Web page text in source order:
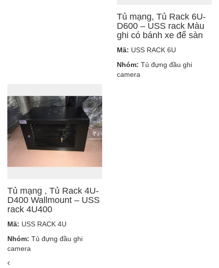
Tủ mạng, Tủ Rack 6U-
D600 – USS rack Màu
ghi có bánh xe để sàn
Mã: USS RACK 6U
Nhóm: Tủ đựng đầu ghi
camera
Tủ mạng , Tủ Rack 4U-
D400 Wallmount – USS
rack 4U400
Mã: USS RACK 4U
Nhóm: Tủ đựng đầu ghi
camera